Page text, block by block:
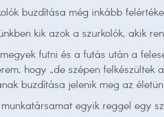
buzdítása még inkább
kik azok a szurkolók, akik
futni és a futás után a
hogy „de szépen
buzdítása jelenik meg az
egyik reggel egy